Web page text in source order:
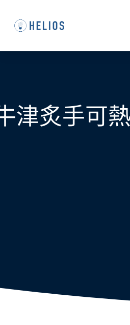
津炙手可